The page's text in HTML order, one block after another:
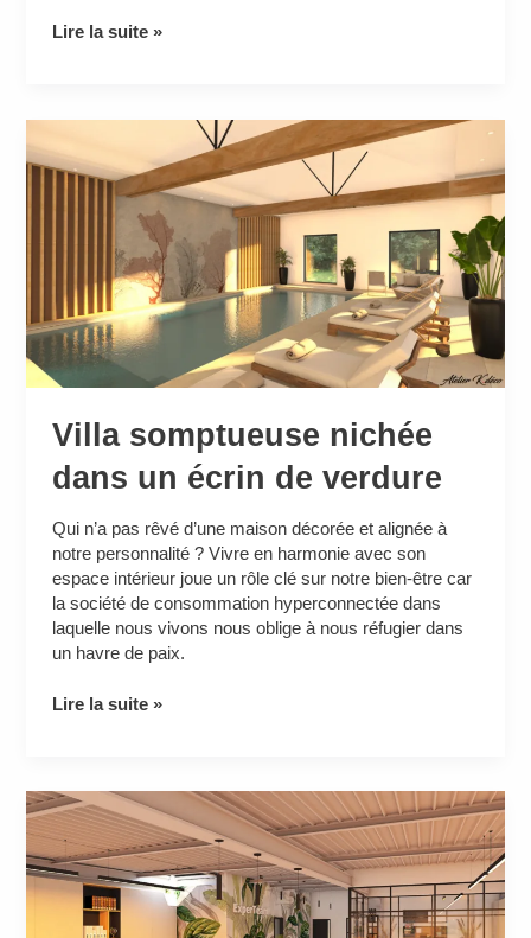
Lire la suite »
Villa somptueuse nichée
dans un écrin de verdure
Qui n’a pas rêvé d’une maison décorée et alignée à
notre personnalité ? Vivre en harmonie avec son
espace intérieur joue un rôle clé sur notre bien-être car
la société de consommation hyperconnectée dans
laquelle nous vivons nous oblige à nous réfugier dans
un havre de paix.
somptueuse
nichée
verdure
Lire la suite »
Création
d’une
agence
d’intérim